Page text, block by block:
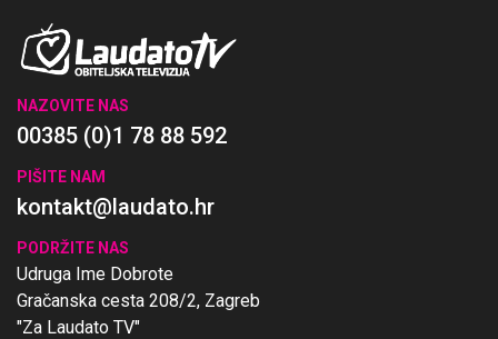
NAZOVITE NAS
00385 (0)1 78 88 592
PIŠITE NAM
kontakt@laudato.hr
PODRŽITE NAS
Udruga Ime Dobrote
Gračanska cesta 208/2, Zagreb
"Za Laudato TV"